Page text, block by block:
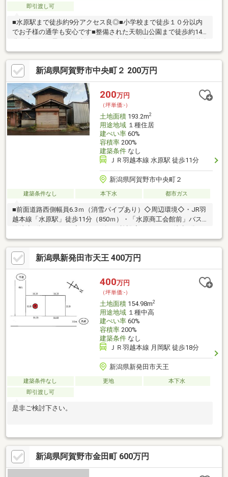
即引渡し可
■水原駅まで徒歩約9分アクセス良◎■小学校まで徒歩１０分以内
でお子様の通学も安心です■整備された天朝山公園まで徒歩約14
無し接道：南側道路国道49号線安野小学校：約500ｍ（徒歩約７
分）水原中学校：約1900ｍ（徒歩約24分）
新潟県阿賀野市中央町２ 200万円
200万円
（坪単価:-）
土地面積193.2m2
用途地域１種住居
建ぺい率60%
容積率200%
建築条件なし
ＪＲ羽越本線 水原駅 徒歩11分
新潟県阿賀野市中央町２
建築条件なし 本下水 都市ガス
■前面道路西側幅員6.3ｍ（消雪パイプあり）◇周辺環境◇・JR羽
越本線「水原駅」徒歩11分（850ｍ）・「水原商工会館前」バス
（550ｍ）・ウェルシア9分（650ｍ）・セブンイレブン徒歩6分
（450ｍ） ◇教育施設◇・水原小学校徒歩8分（600ｍ）・水原
中学校徒歩18分（1400ｍ）
新潟県新発田市天王 400万円
400万円
（坪単価:-）
土地面積154.98m2
用途地域１種中高
建ぺい率60%
容積率200%
建築条件なし
ＪＲ羽越本線 月岡駅 徒歩18分
新潟県新発田市天王
建築条件なし 更地
本下水
即引渡し可
是非ご検討下さい。
新潟県阿賀野市金田町 600万円